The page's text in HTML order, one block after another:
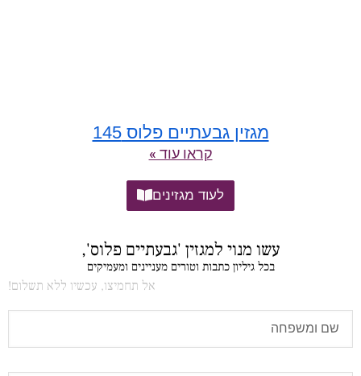
מגזין גבעתיים פלוס 145
קראו עוד »
לעוד מגזינים
עשו מנוי למגזין 'גבעתיים פלוס',
בכל גיליון כתבות וטורים מעניינים ומעמיקים
אל תחמיצו, עכשיו ללא תשלום!